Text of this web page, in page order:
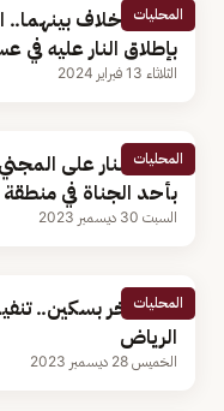
المحليات
بسبب خلاف بينهما..
بإطلاق النار عليه في
الثلاثاء 13 فبراير 2024
المحليات
أطلق النار على
بأحد الجناة في
السبت 30 ديسمبر 2023
المحليات
طعن آخر بسكين..
الرياض
الخميس 28 ديسمبر 2023